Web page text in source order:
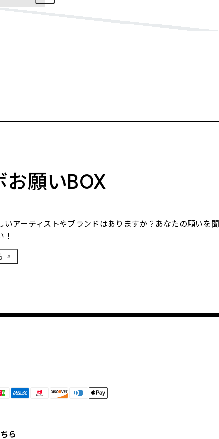
お願いBOX
いアーティストやブランドはありますか？あなたの願いを聞
！
ら